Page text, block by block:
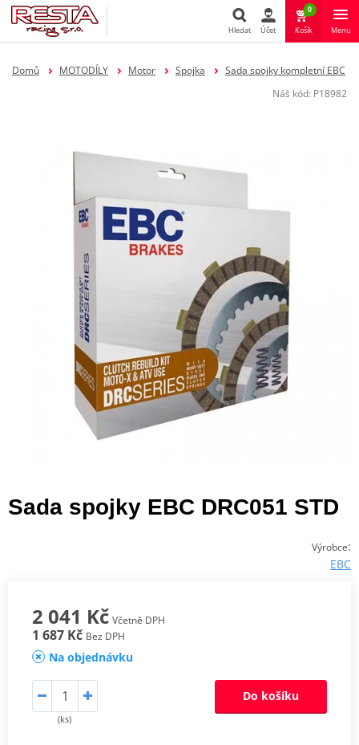
Hledat
Hledat Účet
0
Košík Menu
Domů MOTODÍLY Motor Spojka
Sada spojky kompletní EBC
Náš kód: P18982
Sada spojky EBC DRC051 STD
Výrobce:
EBC
2 041 Kč Včetně DPH
1 687 Kč Bez DPH
Na objednávku
(ks)
Do košíku